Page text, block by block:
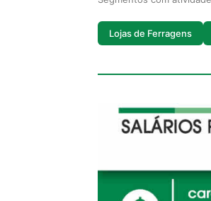
Lojas de Ferragens